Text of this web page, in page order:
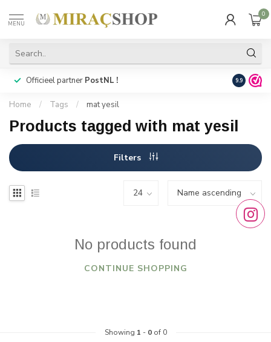
MENU
0
Officieel partner PostNL ! Snelle
9.9
Home / Tags / mat yesil
Products tagged with mat yesil
Filters
No products found
CONTINUE SHOPPING
Showing 1 - 0of 0